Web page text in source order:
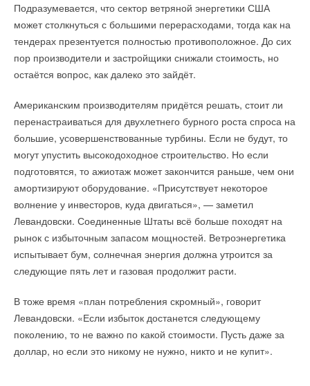
Подразумевается, что сектор ветряной энергетики США
может столкнуться с большими перерасходами, тогда как на
тендерах презентуется полностью противоположное. До сих
пор производители и застройщики снижали стоимость, но
остаётся вопрос, как далеко это зайдёт.
Американским производителям придётся решать, стоит ли
перенастраиваться для двухлетнего бурного роста спроса на
большие, усовершенствованные турбины. Если не будут, то
могут упустить высокодоходное строительство. Но если
подготовятся, то ажиотаж может закончится раньше, чем они
амортизируют оборудование. «Присутствует некоторое
волнение у инвесторов, куда двигаться», — заметил
Левандовски. Соединенные Штаты всё больше походят на
рынок с избыточным запасом мощностей. Ветроэнергетика
испытывает бум, солнечная энергия должна утроится за
следующие пять лет и газовая продолжит расти.
В тоже время «план потребления скромный», говорит
Левандовски. «Если избыток достанется следующему
поколению, то не важно по какой стоимости. Пусть даже за
доллар, но если это никому не нужно, никто и не купит».